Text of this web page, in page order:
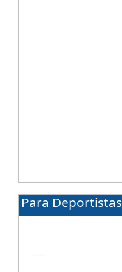
Para Deportistas